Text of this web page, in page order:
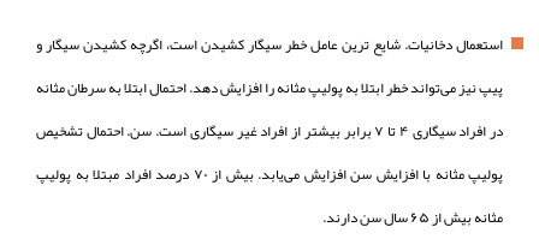
استعمال دخانیات. شایع ترین عامل خطر سیگار کشیدن است، اگرچه کشیدن سیگار و
پیپ نیز می‌تواند خطر ابتلا به پولیپ مثانه را افزایش دهد. احتمال ابتلا به سرطان مثانه
در افراد سیگاری ۴ تا ۷ برابر بیشتر از افراد غیر سیگاری است. سن. احتمال تشخیص
پولیپ مثانه با افزایش سن افزایش می‌یابد. بیش از ۷۰ درصد افراد مبتلا به پولیپ
مثانه بیش از ۶۵ سال سن دارند.